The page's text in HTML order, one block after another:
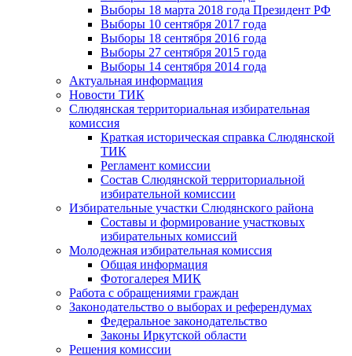
Выборы 18 марта 2018 года Президент РФ
Выборы 10 сентября 2017 года
Выборы 18 сентября 2016 года
Выборы 27 сентября 2015 года
Выборы 14 сентября 2014 года
Актуальная информация
Новости ТИК
Слюдянская территориальная избирательная
комиссия
Краткая историческая справка Слюдянской
ТИК
Регламент комиссии
Состав Слюдянской территориальной
избирательной комиссии
Избирательные участки Слюдянского района
Составы и формирование участковых
избирательных комиссий
Молодежная избирательная комиссия
Общая информация
Фотогалерея МИК
Работа с обращениями граждан
Законодательство о выборах и референдумах
Федеральное законодательство
Законы Иркутской области
Решения комиссии